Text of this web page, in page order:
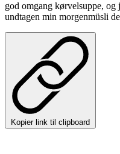
god omgang kørvelsuppe,
undtagen min morgenmüsli de
Kopier link til clipboard